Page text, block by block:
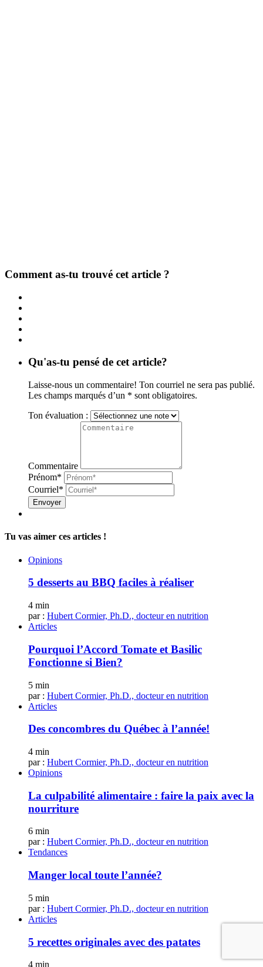
Comment as-tu trouvé cet article ?
Qu'as-tu pensé de cet article?
Laisse-nous un commentaire! Ton courriel ne sera pas publié.
Les champs marqués d’un * sont obligatoires.
Ton évaluation :
Commentaire
Prénom*
Courriel*
Envoyer
Tu vas aimer ces articles !
Opinions
5 desserts au BBQ faciles à réaliser
4 min
par : Hubert Cormier, Ph.D., docteur en nutrition
Articles
Pourquoi l’Accord Tomate et Basilic
Fonctionne si Bien?
5 min
par : Hubert Cormier, Ph.D., docteur en nutrition
Articles
Des concombres du Québec à l’année!
4 min
par : Hubert Cormier, Ph.D., docteur en nutrition
Opinions
La culpabilité alimentaire : faire la paix avec la
nourriture
6 min
par : Hubert Cormier, Ph.D., docteur en nutrition
Tendances
Manger local toute l’année?
5 min
par : Hubert Cormier, Ph.D., docteur en nutrition
Articles
5 recettes originales avec des patates
4 min